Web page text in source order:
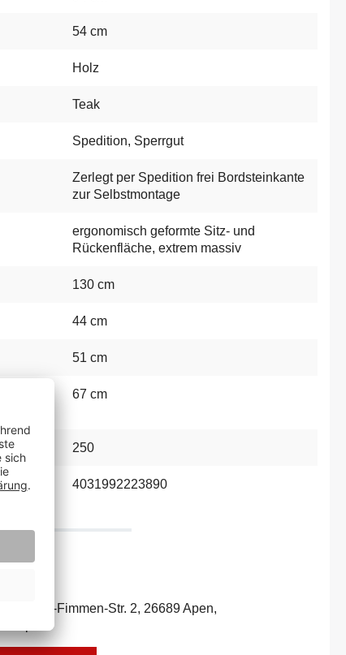
54 cm
Holz
Teak
Spedition, Sperrgut
Zerlegt per Spedition frei Bordsteinkante
zur Selbstmontage
ergonomisch geformte Sitz- und
Rückenfläche, extrem massiv
130 cm
44 cm
51 cm
67 cm
250
4031992223890
Fimmen-Str. 2, 26689 Apen,